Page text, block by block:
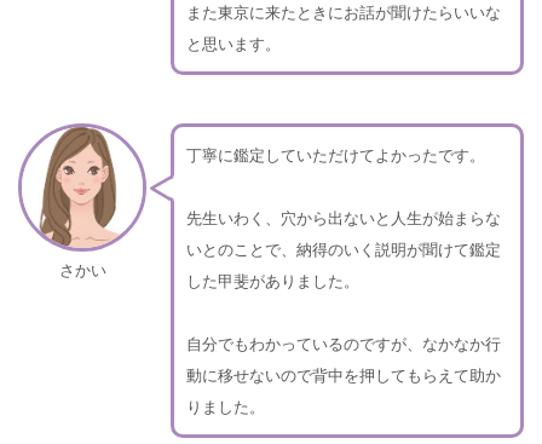
また東京に来たときにお話が聞けたらいいな
と思います。
さかい
丁寧に鑑定していただけてよかったです。
先生いわく、穴から出ないと人生が始まらな
いとのことで、納得のいく説明が聞けて鑑定
した甲斐がありました。
自分でもわかっているのですが、なかなか行
動に移せないので背中を押してもらえて助か
りました。